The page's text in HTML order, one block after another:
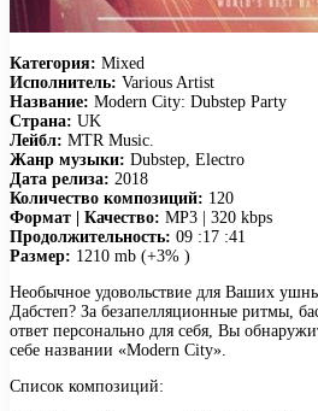
Категория: Mixed
Исполнитель: Various Artist
Название: Modern City: Dubstep Party
Страна: UK
Лейбл: MTR Music.
Жанр музыки: Dubstep, Electro
Дата релиза: 2018
Количество композиций: 120
Формат | Качество: MP3 | 320 kbps
Продолжительность: 09 :17 :41
Размер: 1210 mb (+3% )
Необычное удовольствие для Ваших
Дабстеп? За безапелляционные ритмы,
ответ персонально для себя, Вы
себе названии «Modern City».
Список композиций: